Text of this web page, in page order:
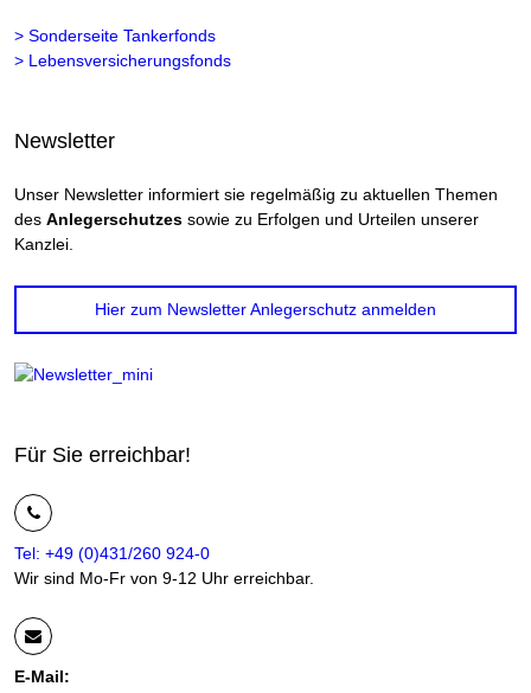
> Sonderseite Tankerfonds
> Lebensversicherungsfonds
Newsletter
Unser Newsletter informiert sie regelmäßig zu aktuellen Themen
desAnlegerschutzes sowie zu Erfolgen und Urteilen unserer
Kanzlei.
Hier zum Newsletter Anlegerschutz anmelden
Für Sie erreichbar!
Tel: +49 (0)431/260 924-0
Wir sind Mo-Fr von 9-12 Uhr erreichbar.
E-Mail: